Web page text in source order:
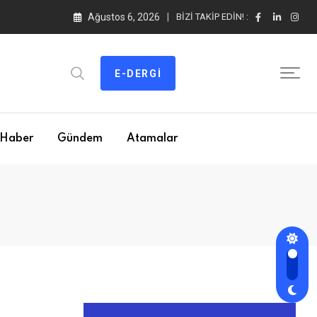
Ağustos 6, 2026 BIZI TAKIP EDIN! :
E-DERGI
Haber Gündem Atamalar